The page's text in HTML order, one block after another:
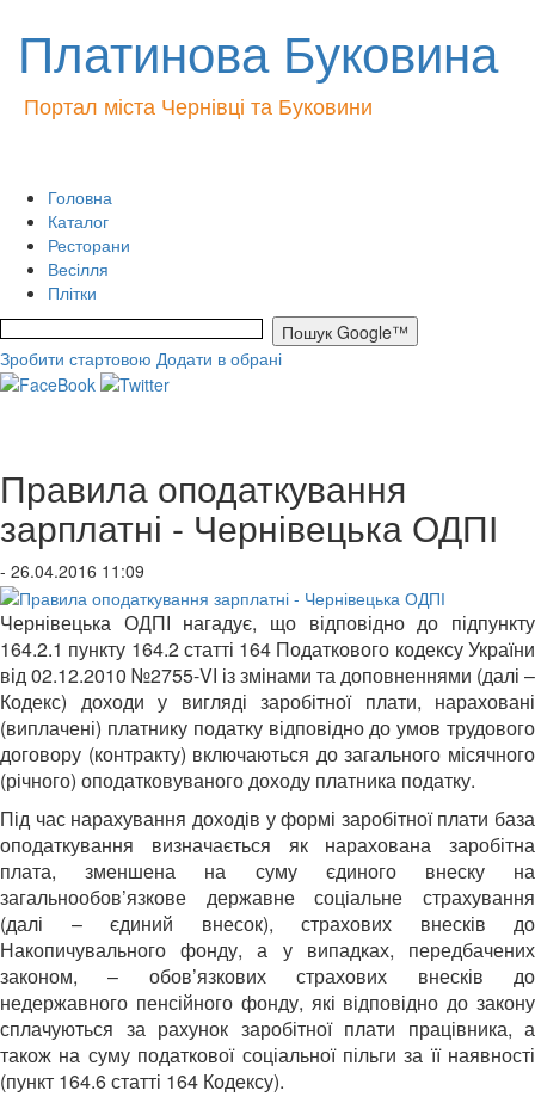
Платинова Буковина
Портал міста Чернівці та Буковини
Головна
Каталог
Ресторани
Весілля
Плітки
Зробити стартовою Додати в обрані
Правила оподаткування
зарплатні - Чернівецька ОДПІ
- 26.04.2016 11:09
Чернівецька ОДПІ нагадує, що відповідно до підпункту
164.2.1 пункту 164.2 статті 164 Податкового кодексу України
від 02.12.2010 №2755-VІ із змінами та доповненнями (далі –
Кодекс) доходи у вигляді заробітної плати, нараховані
(виплачені) платнику податку відповідно до умов трудового
договору (контракту) включаються до загального місячного
(річного) оподатковуваного доходу платника податку.
Під час нарахування доходів у формі заробітної плати база
оподаткування визначається як нарахована заробітна
плата, зменшена на суму єдиного внеску на
загальнообов’язкове державне соціальне страхування
(далі – єдиний внесок), страхових внесків до
Накопичувального фонду, а у випадках, передбачених
законом, – обов’язкових страхових внесків до
недержавного пенсійного фонду, які відповідно до закону
сплачуються за рахунок заробітної плати працівника, а
також на суму податкової соціальної пільги за її наявності
(пункт 164.6 статті 164 Кодексу).